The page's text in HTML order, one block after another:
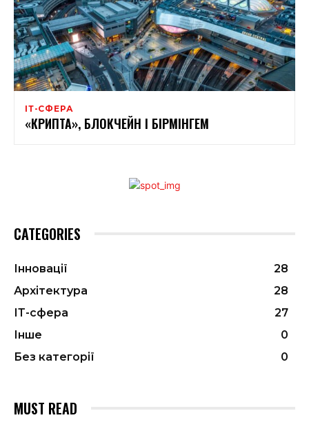
ІТ-СФЕРА
«КРИПТА», БЛОКЧЕЙН І БІРМІНГЕМ
CATEGORIES
Інновації
28
Архітектура
28
ІТ-сфера
27
Інше
0
Без категорії
0
MUST READ